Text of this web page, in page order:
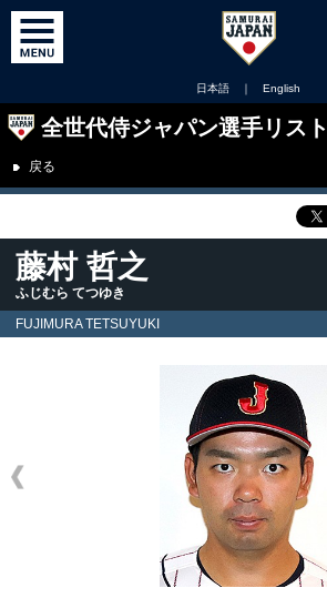
日本語 ｜ English
全世代侍ジャパン選手リスト
戻る
藤村 哲之
ふじむら てつゆき
FUJIMURA TETSUYUKI